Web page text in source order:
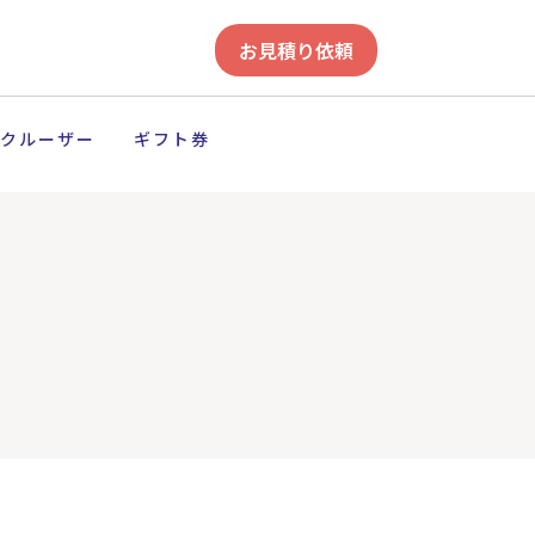
お見積り依頼
ルーザー ギフト券